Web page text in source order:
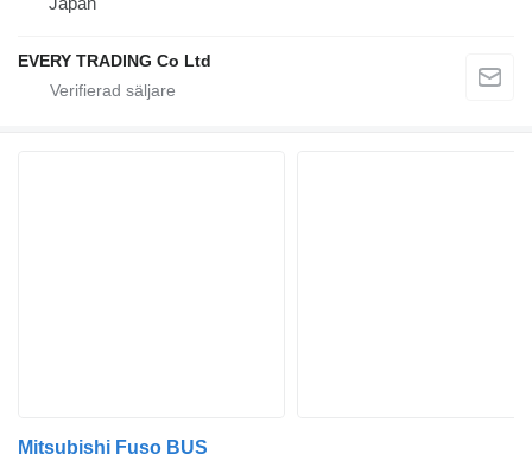
EVERY TRADING Co Ltd
Mitsubishi Fuso BUS